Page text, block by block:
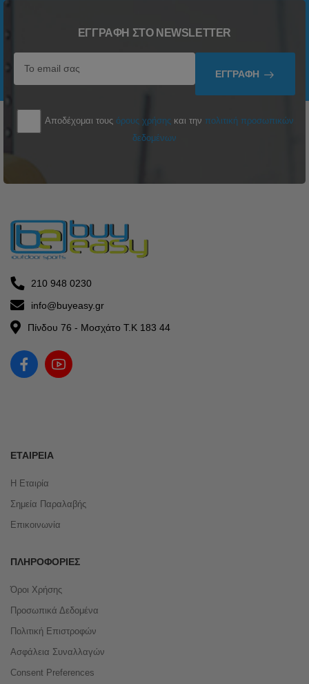
ΕΓΓΡΑΦΉ ΣΤΟ NEWSLETTER
ΕΓΓΡΑΦΉ
Αποδέχομαι τους όρους χρήσης και την πολιτική προσωπικών
δεδομένων
210 948 0230
info@buyeasy.gr
Πίνδου 76 - Μοσχάτο Τ.Κ 183 44
ΕΤΑΙΡΕΊΑ
Η Εταιρία
Σημεία Παραλαβής
Επικοινωνία
ΠΛΗΡΟΦΟΡΊΕΣ
Όροι Χρήσης
Προσωπικά Δεδομένα
Πολιτική Επιστροφών
Ασφάλεια Συναλλαγών
Consent Preferences